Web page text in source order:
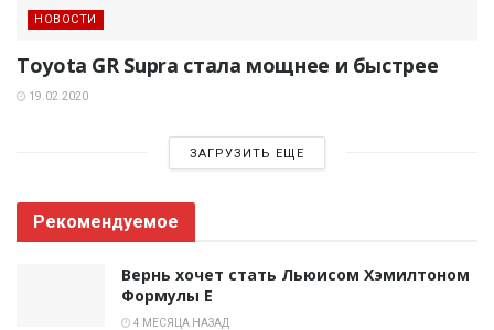
НОВОСТИ
Toyota GR Supra стала мощнее и быстрее
19.02.2020
ЗАГРУЗИТЬ ЕЩЕ
Рекомендуемое
Вернь хочет стать Льюисом Хэмилтоном
Формулы E
4 МЕСЯЦА НАЗАД